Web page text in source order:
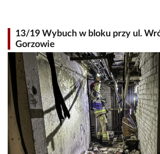
13/19 Wybuch w bloku przy ul.
Gorzowie